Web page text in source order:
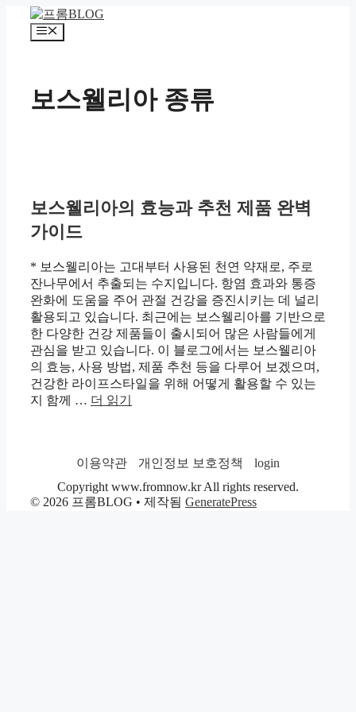
메
보스웰리아 종류
보스웰리아의 효능과 추천 제품 완벽
가이드
* 보스웰리아는 고대부터 사용된 천연 약재로, 주로
잔나무에서 추출되는 수지입니다. 항염 효과와 통증
완화에 도움을 주어 관절 건강을 증진시키는 데 널리
활용되고 있습니다. 최근에는 보스웰리아를 기반으로
한 다양한 건강 제품들이 출시되어 많은 사람들에게
관심을 받고 있습니다. 이 블로그에서는 보스웰리아
의 효능, 사용 방법, 제품 추천 등을 다루어 보겠으며,
건강한 라이프스타일을 위해 어떻게 활용할 수 있는
지 함께 … 더 읽기
이용약관 개인정보 보호정책
login
Copyright www.fromnow.kr All rights reserved.
© 2026 프롬BLOG • 제작됨 GeneratePress